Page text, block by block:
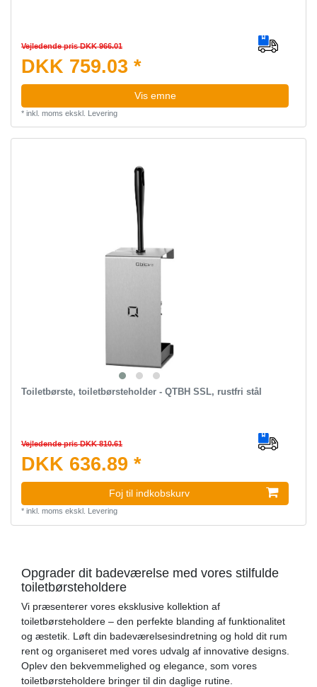
Vejledende pris DKK 966.01
DKK 759.03 *
Vis emne
* inkl. moms ekskl. Levering
Toiletbørste, toiletbørsteholder - QTBH SSL, rustfri stål
Vejledende pris DKK 810.61
DKK 636.89 *
Foj til indkobskurv
* inkl. moms ekskl. Levering
Opgrader dit badeværelse med vores stilfulde
toiletbørsteholdere
Vi præsenterer vores eksklusive kollektion af
toiletbørsteholdere – den perfekte blanding af funktionalitet
og æstetik. Løft din badeværelsesindretning og hold dit rum
rent og organiseret med vores udvalg af innovative designs.
Oplev den bekvemmelighed og elegance, som vores
toiletbørsteholdere bringer til din daglige rutine.